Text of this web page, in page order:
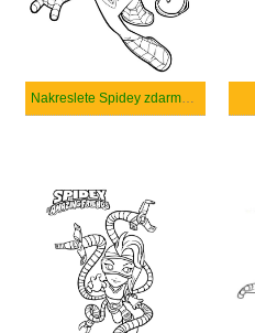
Nakreslete Spidey zdarma základní tisknutelné